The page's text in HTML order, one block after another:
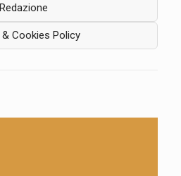
Redazione
& Cookies Policy